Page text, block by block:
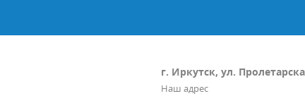
г. Иркутск, ул.
Наш адрес